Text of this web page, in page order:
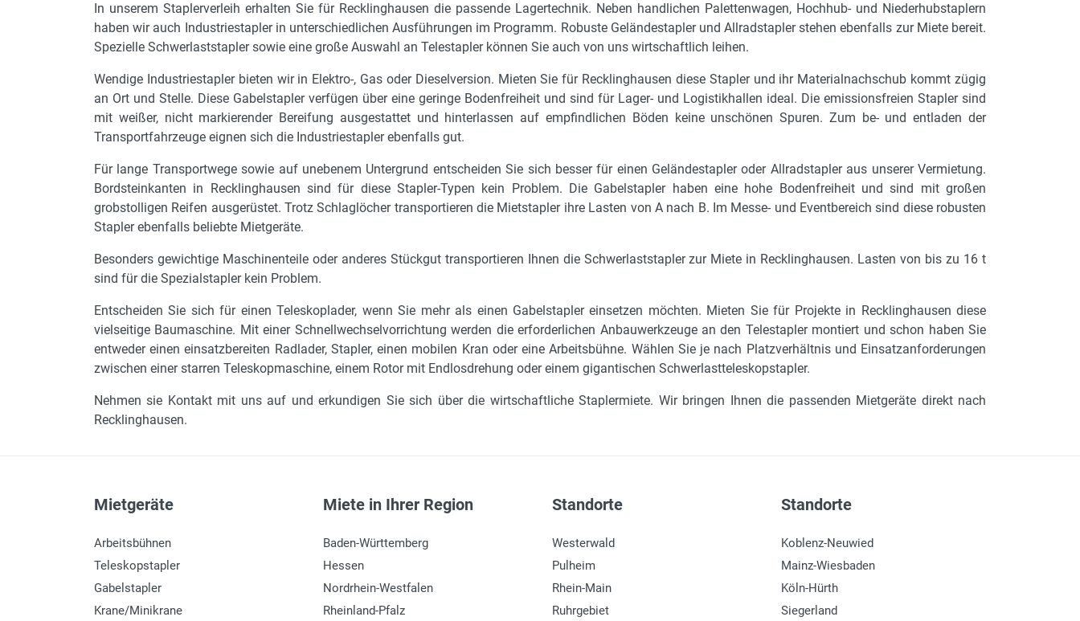
In unserem Staplerverleih erhalten Sie für Recklinghausen die passende Lagertechnik. Neben handlichen Palettenwagen, Hochhub- und Niederhubstaplern
haben wir auch Industriestapler in unterschiedlichen Ausführungen im Programm. Robuste Geländestapler und Allradstapler stehen ebenfalls zur Miete bereit.
Spezielle Schwerlaststapler sowie eine große Auswahl an Telestapler können Sie auch von uns wirtschaftlich leihen.
Wendige Industriestapler bieten wir in Elektro-, Gas oder Dieselversion. Mieten Sie für Recklinghausen diese Stapler und ihr Materialnachschub kommt zügig
an Ort und Stelle. Diese Gabelstapler verfügen über eine geringe Bodenfreiheit und sind für Lager- und Logistikhallen ideal. Die emissionsfreien Stapler sind
mit weißer, nicht markierender Bereifung ausgestattet und hinterlassen auf empfindlichen Böden keine unschönen Spuren. Zum be- und entladen der
Transportfahrzeuge eignen sich die Industriestapler ebenfalls gut.
Für lange Transportwege sowie auf unebenem Untergrund entscheiden Sie sich besser für einen Geländestapler oder Allradstapler aus unserer Vermietung.
Bordsteinkanten in Recklinghausen sind für diese Stapler-Typen kein Problem. Die Gabelstapler haben eine hohe Bodenfreiheit und sind mit großen
grobstolligen Reifen ausgerüstet. Trotz Schlaglöcher transportieren die Mietstapler ihre Lasten von A nach B. Im Messe- und Eventbereich sind diese robusten
Stapler ebenfalls beliebte Mietgeräte.
Besonders gewichtige Maschinenteile oder anderes Stückgut transportieren Ihnen die Schwerlaststapler zur Miete in Recklinghausen. Lasten von bis zu 16 t
sind für die Spezialstapler kein Problem.
Entscheiden Sie sich für einen Teleskoplader, wenn Sie mehr als einen Gabelstapler einsetzen möchten. Mieten Sie für Projekte in Recklinghausen diese
vielseitige Baumaschine. Mit einer Schnellwechselvorrichtung werden die erforderlichen Anbauwerkzeuge an den Telestapler montiert und schon haben Sie
entweder einen einsatzbereiten Radlader, Stapler, einen mobilen Kran oder eine Arbeitsbühne. Wählen Sie je nach Platzverhältnis und Einsatzanforderungen
zwischen einer starren Teleskopmaschine, einem Rotor mit Endlosdrehung oder einem gigantischen Schwerlastteleskopstapler.
Nehmen sie Kontakt mit uns auf und erkundigen Sie sich über die wirtschaftliche Staplermiete. Wir bringen Ihnen die passenden Mietgeräte direkt nach
Recklinghausen.
Mietgeräte
Arbeitsbühnen
Teleskopstapler
Gabelstapler
Krane/Minikrane
Miete in Ihrer Region
Baden-Württemberg
Hessen
Nordrhein-Westfalen
Rheinland-Pfalz
Standorte
Westerwald
Pulheim
Rhein-Main
Ruhrgebiet
Standorte
Koblenz-Neuwied
Mainz-Wiesbaden
Köln-Hürth
Siegerland